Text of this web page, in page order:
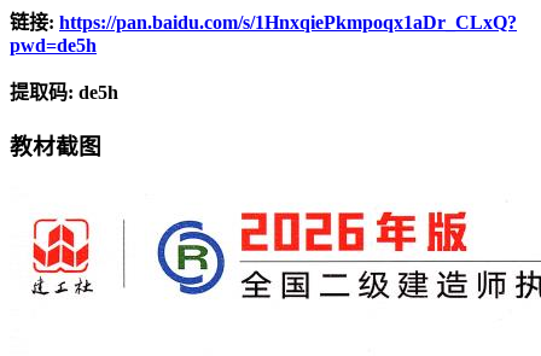
链接: https://pan.baidu.com/s/1HnxqiePkmpoqx1aDr_CLxQ?
pwd=de5h
提取码: de5h
教材截图